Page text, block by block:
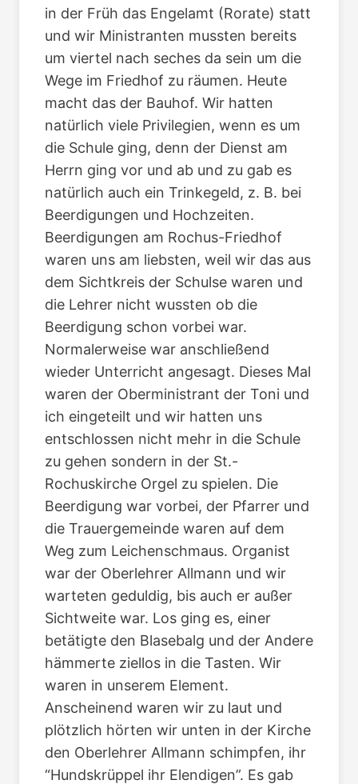
in der Früh das Engelamt (Rorate) statt
und wir Ministranten mussten bereits
um viertel nach seches da sein um die
Wege im Friedhof zu räumen. Heute
macht das der Bauhof. Wir hatten
natürlich viele Privilegien, wenn es um
die Schule ging, denn der Dienst am
Herrn ging vor und ab und zu gab es
natürlich auch ein Trinkegeld, z. B. bei
Beerdigungen und Hochzeiten.
Beerdigungen am Rochus-Friedhof
waren uns am liebsten, weil wir das aus
dem Sichtkreis der Schulse waren und
die Lehrer nicht wussten ob die
Beerdigung schon vorbei war.
Normalerweise war anschließend
wieder Unterricht angesagt. Dieses Mal
waren der Oberministrant der Toni und
ich eingeteilt und wir hatten uns
entschlossen nicht mehr in die Schule
zu gehen sondern in der St.-
Rochuskirche Orgel zu spielen. Die
Beerdigung war vorbei, der Pfarrer und
die Trauergemeinde waren auf dem
Weg zum Leichenschmaus. Organist
war der Oberlehrer Allmann und wir
warteten geduldig, bis auch er außer
Sichtweite war. Los ging es, einer
betätigte den Blasebalg und der Andere
hämmerte ziellos in die Tasten. Wir
waren in unserem Element.
Anscheinend waren wir zu laut und
plötzlich hörten wir unten in der Kirche
den Oberlehrer Allmann schimpfen, ihr
“Hundskrüppel ihr Elendigen”. Es gab